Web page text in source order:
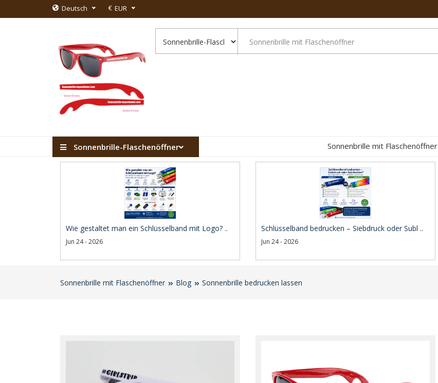
Deutsch € EUR
Sonnenbrille-Flaschenöffner Sonnenbrille mit Flaschenöffner
Wie gestaltet man ein Schlüsselband mit Logo? ..
Jun 24 - 2026
Schlüsselband bedrucken – Siebdruck oder Subl ..
Jun 24 - 2026
Sonnenbrille mit Flaschenöffner Blog Sonnenbrille bedrucken lassen